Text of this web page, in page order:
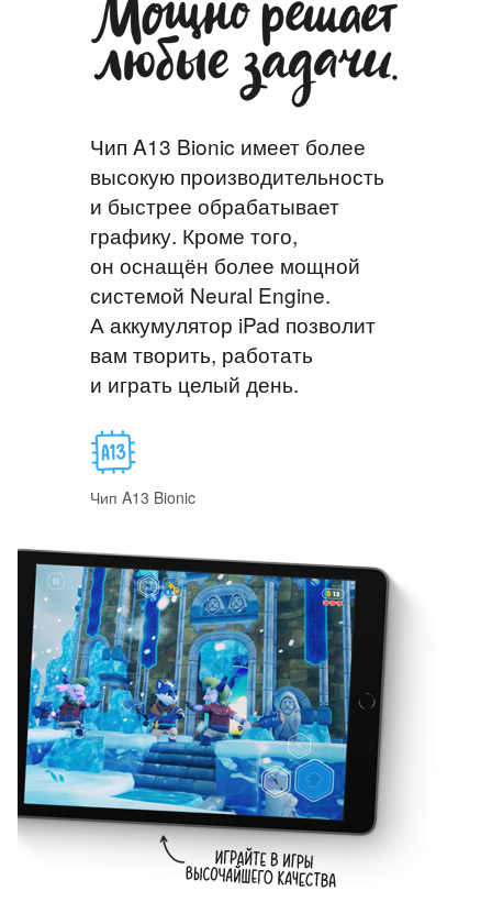
Чип A13 Bionic имеет более
высокую производительность
и быстрее обрабатывает
графику. Кроме того,
он оснащён более мощной
системой Neural Engine.
А аккумулятор iPad позволит
вам творить, работать
и играть целый день.
Чип A13 Bionic